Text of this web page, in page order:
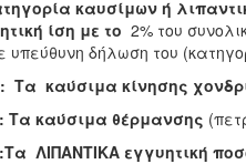
καυσίμων ή
ίση με το 2% του
υπεύθυνη δήλωση του
Τα καύσιμα κίνησης
Τα καύσιμα θέρμανσης
ΛΙΠΑΝΤΙΚΑ εγγυητική